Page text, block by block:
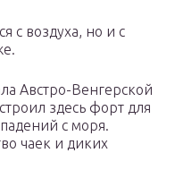
с воздуха, но и с
Австро-Венгерской
здесь форт для
с моря.
чаек и диких